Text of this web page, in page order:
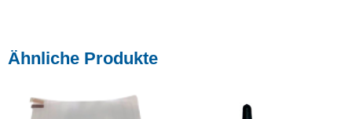
Ähnliche Produkte